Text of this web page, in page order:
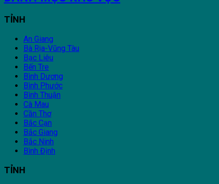
TỈNH
An Giang
Bà Rịa-Vũng Tàu
Bạc Liêu
Bến Tre
Bình Dương
Bình Phước
Bình Thuận
Cà Mau
Cần Thơ
Bắc Cạn
Bắc Giang
Bắc Ninh
Bình Định
TỈNH